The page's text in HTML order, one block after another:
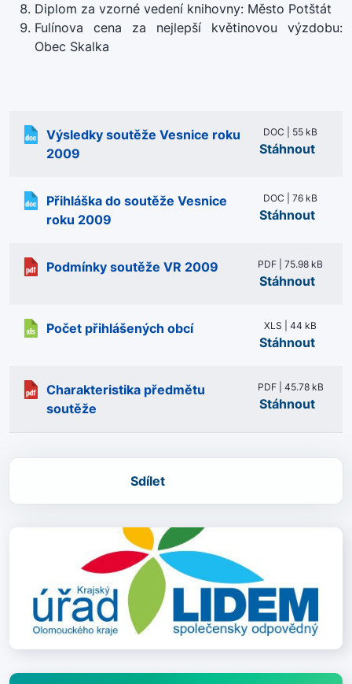
Diplom za vzorné vedení knihovny: Město Potštát
Fulínova cena za nejlepší květinovou výzdobu:
Obec Skalka
Výsledky soutěže Vesnice roku
2009
DOC | 55 kB
Stáhnout
Přihláška do soutěže Vesnice
roku 2009
DOC | 76 kB
Stáhnout
Podmínky soutěže VR 2009 PDF | 75.98 kB
Stáhnout
Počet přihlášených obcí XLS | 44 kB
Stáhnout
Charakteristika předmětu
soutěže
PDF | 45.78 kB
Stáhnout
Sdílet